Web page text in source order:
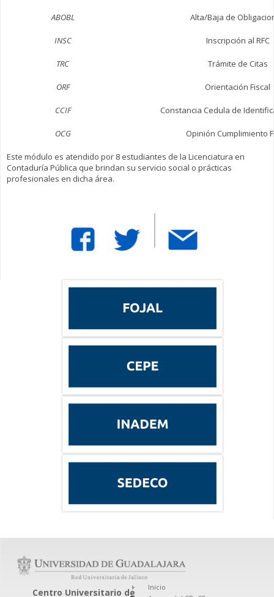
ABOBL Alta/Baja de
INSC Inscripción al RFC
TRC Trámite de Citas
ORF Orientación Fiscal
CCIF Constancia Cedula de
OCG Opinión Cumplimiento
Este módulo es atendido por 8 estudiantes de la Licenciatura en
Contaduría Pública que brindan su servicio social o prácticas
profesionales en dicha área.
Centro Universitario de
Inicio